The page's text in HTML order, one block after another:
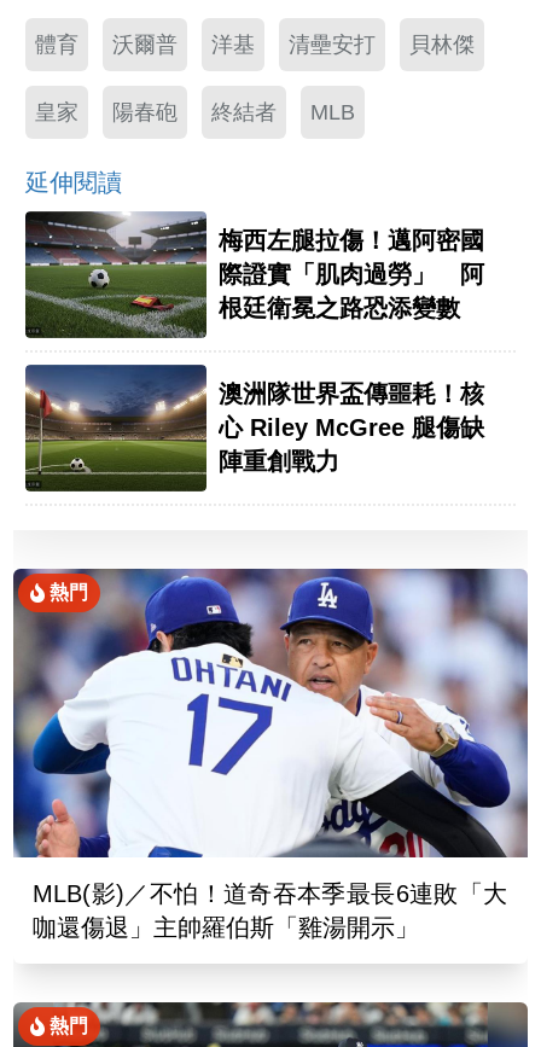
體育 沃爾普 洋基 清壘安打 貝林傑
皇家 陽春砲 終結者 MLB
延伸閱讀
梅西左腿拉傷！邁阿密國
際證實「肌肉過勞」 阿
根廷衛冕之路恐添變數
澳洲隊世界盃傳噩耗！核
心 Riley McGree 腿傷缺
陣重創戰力
熱門
MLB(影)／不怕！道奇吞本季最長6連敗「大
咖還傷退」主帥羅伯斯「雞湯開示」
熱門